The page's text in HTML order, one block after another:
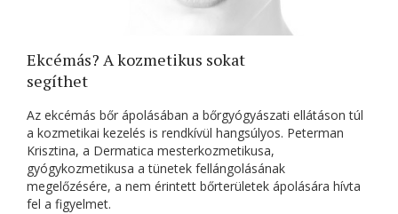
Ekcémás? A kozmetikus sokat
segíthet
Az ekcémás bőr ápolásában a bőrgyógyászati ellátáson túl
a kozmetikai kezelés is rendkívül hangsúlyos. Peterman
Krisztina, a Dermatica mesterkozmetikusa,
gyógykozmetikusa a tünetek fellángolásának
megelőzésére, a nem érintett bőrterületek ápolására hívta
fel a figyelmet.